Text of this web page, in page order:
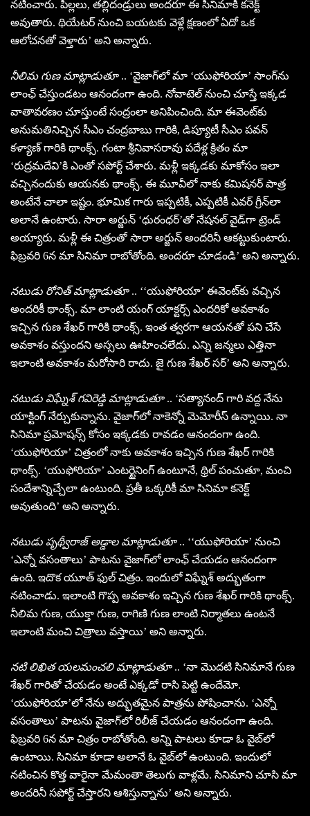
నటించారు. పిల్లలు, తల్లిదండ్రులు అందరూ ఈ సినిమాకి కనెక్ట్
అవుతారు. థియేటర్ నుంచి బయటకు వెళ్లే క్షణంలో ఏదో ఒక
ఆలోచనతో వెళ్తారు’ అని అన్నారు.
నీలిమ గుణ మాట్లాడుతూ.. ‘వైజాగ్‌లో మా ‘యుఫోరియా’ సాంగ్‌ను
లాంఛ్ చేస్తుండటం ఆనందంగా ఉంది. నోవాటెల్ నుంచి చూస్తే ఇక్కడ
వాతావరణం చూస్తుంటే సంద్రంలా అనిపించింది. మా ఈవెంట్‌కు
అనుమతినిచ్చిన సీఎం చంద్రబాబు గారికి, డిప్యూటీ సీఎం పవన్
కళ్యాణ్ గారికి థాంక్స్. గంటా శ్రీనివాసరావు పదేళ్ల క్రితం మా
‘రుద్రమదేవి’కి ఎంతో సపోర్ట్ చేశారు. మళ్లీ ఇక్కడకు మాకోసం ఇలా
వచ్చినందుకు ఆయనకు థాంక్స్. ఈ మూవీలో నాకు కమిషనర్ పాత్ర
అంటేనే చాలా ఇష్టం. భూమిక గారు ఇప్పటికీ, ఎప్పటికీ ఎవర్ గ్రీన్‌లా
అలానే ఉంటారు. సారా అర్జున్ ‘ధురంధర్’తో నేషనల్ వైడ్‌గా ట్రెండ్
అయ్యారు. మళ్లీ ఈ చిత్రంతో సారా అర్జున్ అందరినీ ఆకట్టుకుంటారు.
ఫిబ్రవరి 6న మా సినిమా రాబోతోంది. అందరూ చూడండి’ అని అన్నారు.
నటుడు రోనిత్ మాట్లాడుతూ.. ‘‘యుఫోరియా’ ఈవెంట్‌కు వచ్చిన
అందరికీ థాంక్స్. మా లాంటి యంగ్ యాక్టర్స్ ఎందరికో అవకాశం
ఇచ్చిన గుణ శేఖర్ గారికి థాంక్స్. ఇంత త్వరగా ఆయనతో పని చేసే
అవకాశం వస్తుందని అస్సలు ఊహించలేదు. ఎన్ని జన్మలు ఎత్తినా
ఇలాంటి అవకాశం మరోసారి రాదు. జై గుణ శేఖర్ సర్’ అని అన్నారు.
నటుడు విఘ్నేశ్ గవిరెడ్డి మాట్లాడుతూ.. ‘సత్యానంద్ గారి వద్ద నేను
యాక్టింగ్ నేర్చుకున్నాను. వైజాగ్‌లో నాకెన్నో మెమోరీస్ ఉన్నాయి. నా
సినిమా ప్రమోషన్స్ కోసం ఇక్కడకు రావడం ఆనందంగా ఉంది.
‘యుఫోరియా’ చిత్రంలో నాకు అవకాశం ఇచ్చిన గుణ శేఖర్ గారికి
థాంక్స్. ‘యుఫోరియా’ ఎంటర్టైనింగ్ ఉంటూనే, థ్రిల్ పంచుతూ, మంచి
సందేశాన్నిచ్చేలా ఉంటుంది. ప్రతీ ఒక్కరికీ మా సినిమా కనెక్ట్
అవుతుంది’ అని అన్నారు.
నటుడు పృథ్వీరాజ్ అడ్డాల మాట్లాడుతూ.. ‘‘యుఫోరియా’ నుంచి
‘ఎన్నో వసంతాలు’ పాటను వైజాగ్‌లో లాంఛ్ చేయడం ఆనందంగా
ఉంది. ఇదొక యూత్ ఫుల్ చిత్రం. ఇందులో విఘ్నేశ్ అద్భుతంగా
నటించాడు. ఇలాంటి గొప్ప అవకాశం ఇచ్చిన గుణ శేఖర్ గారికి థాంక్స్.
నీలిమ గుణ, యుక్తా గుణ, రాగిణి గుణ లాంటి నిర్మాతలు ఉంటనే
ఇలాంటి మంచి చిత్రాలు వస్తాయి’ అని అన్నారు.
నటి లిఖిత యలమంచలి మాట్లాడుతూ.. ‘నా మొదటి సినిమానే గుణ
శేఖర్ గారితో చేయడం అంటే ఎక్కడో రాసి పెట్టి ఉందేమో.
‘యుఫోరియా’లో నేను అద్భుతమైన పాత్రను పోషించాను. ‘ఎన్నో
వసంతాలు’ పాటను వైజాగ్‌లో రిలీజ్ చేయడం ఆనందంగా ఉంది.
ఫిబ్రవరి 6న మా చిత్రం రాబోతోంది. అన్ని పాటలు కూడా ఓ వైబ్‌లో
ఉంటాయి. సినిమా కూడా అలానే ఓ వైబ్‌లో ఉంటుంది. ఇందులో
నటించిన కొత్త వారైనా మేమంతా తెలుగు వాళ్లమే. సినిమాని చూసి మా
అందరినీ సపోర్ట్ చేస్తారని ఆశిస్తున్నాను’ అని అన్నారు.